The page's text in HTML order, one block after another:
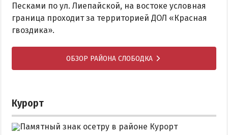
Песками по ул. Лиепайской, на востоке условная
граница проходит за территорией ДОЛ «Красная
гвоздика».
ОБЗОР РАЙОНА СЛОБОДКА
Курорт